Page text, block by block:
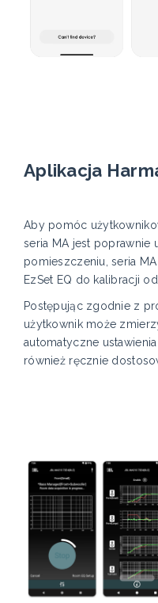
Aplikacja
Aby pomóc
seria MA jest poprawnie
pomieszczeniu, seria
EzSet EQ do kalibracji
Postępując zgodnie z
użytkownik może
automatyczne
również ręcznie